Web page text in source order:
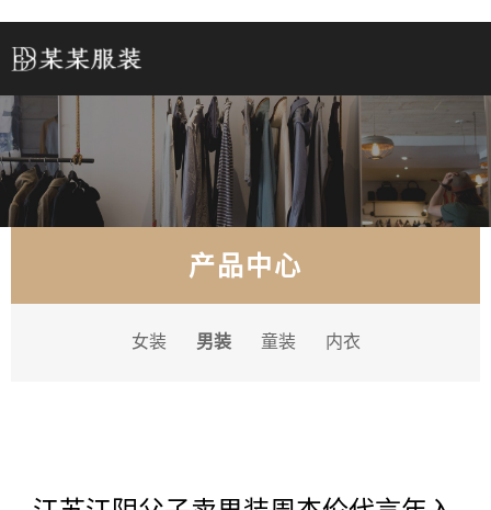
产品中心
女装 男装 童装 内衣